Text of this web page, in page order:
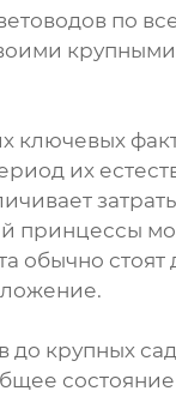
по
ключевых
их
принцессы
обычно
до крупных